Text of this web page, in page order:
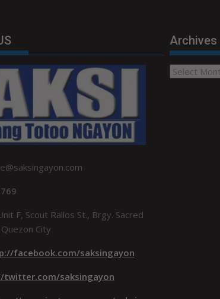
F, Scout Rallos St., Brgy. Sacred
City
facebook.com/saksingayon
saksingayon
Archives
Archives